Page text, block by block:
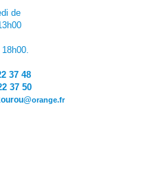
de
37 48
37 50
@orange.fr